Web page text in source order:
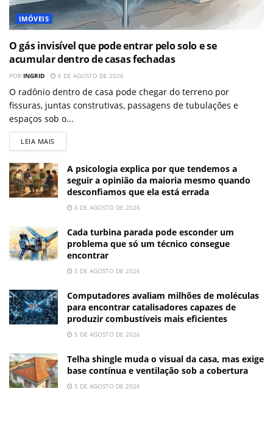
IMÓVEIS
O gás invisível que pode entrar pelo solo e se
acumular dentro de casas fechadas
POR INGRID 6 DE AGOSTO DE 2026
O radônio dentro de casa pode chegar do terreno por
fissuras, juntas construtivas, passagens de tubulações e
espaços sob o...
LEIA MAIS
A psicologia explica por que tendemos a
seguir a opinião da maioria mesmo quando
desconfiamos que ela está errada
6 DE AGOSTO DE 2026
Cada turbina parada pode esconder um
problema que só um técnico consegue
encontrar
5 DE AGOSTO DE 2026
Computadores avaliam milhões de moléculas
para encontrar catalisadores capazes de
produzir combustíveis mais eficientes
5 DE AGOSTO DE 2026
Telha shingle muda o visual da casa, mas exige
base contínua e ventilação sob a cobertura
5 DE AGOSTO DE 2026